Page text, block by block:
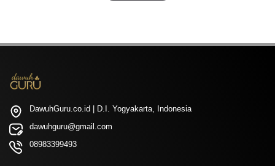
DawuhGuru.co.id | D.I. Yogyakarta, Indonesia
dawuhguru@gmail.com
08983399493